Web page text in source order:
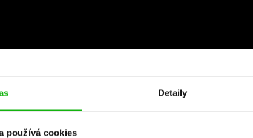
Detaily
používá cookies